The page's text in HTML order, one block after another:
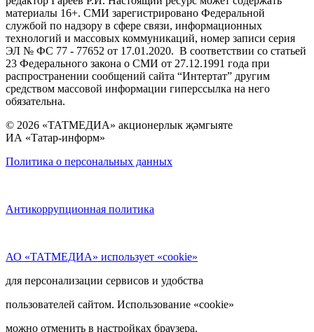
материалы 16+. СМИ зарегистрировано Федеральной
службой по надзору в сфере связи, информационных
технологий и массовых коммуникаций, номер записи серия
ЭЛ № ФС 77 - 77652 от 17.01.2020. В соответствии со статьей
23 Федерального закона о СМИ от 27.12.1991 года при
распространении сообщений сайта “Интертат” другим
средством массовой информации гиперссылка на него
обязательна.
© 2026 «ТАТМЕДИА» акционерлык җәмгыяте
ИА «Татар-информ»
Политика о персональных данных
Антикоррупционная политика
АО «ТАТМЕДИА» использует «cookie»
для персонализации сервисов и удобства
пользователей сайтом. Использование «cookie»
можно отменить в настройках браузера.